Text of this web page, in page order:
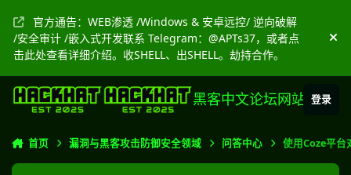
官方通告：WEB渗透 /Windows & 安卓远控/ 逆向破解
/安全审计 /嵌入式开发联系 Telegram：@APTs37，或者点
击此处查看详细介绍。收SHELL、出SHELL。劫持合作。
隐
黑客中文论坛网站 登录
首页 漏洞与黑客攻击防御安全领域 问答中心 使用Coze平